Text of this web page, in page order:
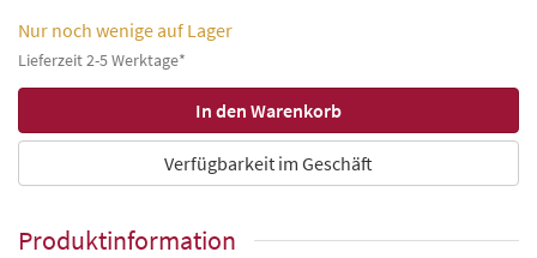
Nur noch wenige auf Lager
Lieferzeit 2-5 Werktage*
Verfügbarkeit im Geschäft
Produktinformation